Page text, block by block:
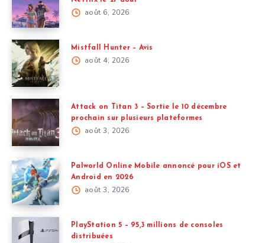
août 6, 2026
Mistfall Hunter – Avis
août 4, 2026
Attack on Titan 3 – Sortie le 10 décembre
prochain sur plusieurs plateformes
août 3, 2026
Palworld Online Mobile annoncé pour iOS et
Android en 2026
août 3, 2026
PlayStation 5 – 95,3 millions de consoles
distribuées